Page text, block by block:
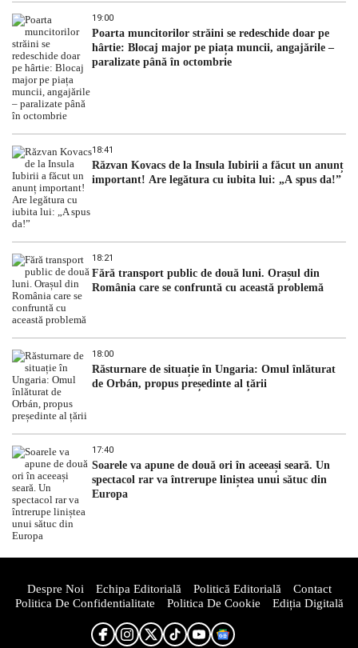
19:00
Poarta muncitorilor străini se redeschide doar pe
hârtie: Blocaj major pe piața muncii, angajările –
paralizate până în octombrie
18:41
Răzvan Kovacs de la Insula Iubirii a făcut un anunț
important! Are legătura cu iubita lui: „A spus da!”
18:21
Fără transport public de două luni. Orașul din
România care se confruntă cu această problemă
18:00
Răsturnare de situație în Ungaria: Omul înlăturat
de Orbán, propus președinte al țării
17:40
Soarele va apune de două ori în aceeași seară. Un
spectacol rar va întrerupe liniștea unui sătuc din
Europa
Despre Noi Echipa Editorială Politică Editorială
Contact
Politica De Confidentialitate
Politica De Cookie Ediția Digitală